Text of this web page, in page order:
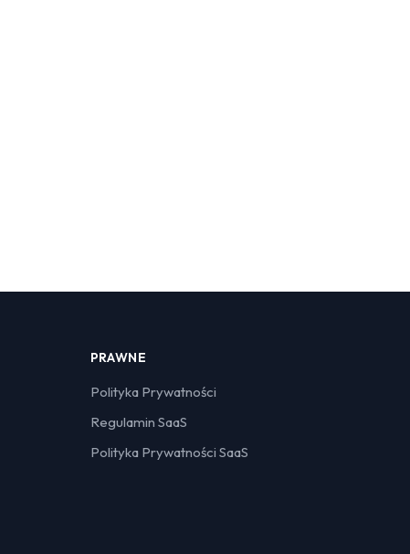
PRAWNE
Polityka Prywatności
Regulamin SaaS
Polityka Prywatności SaaS